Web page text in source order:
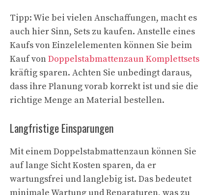
Tipp: Wie bei vielen Anschaffungen, macht es
auch hier Sinn, Sets zu kaufen. Anstelle eines
Kaufs von Einzelelementen können Sie beim
Kauf vonDoppelstabmattenzaun Komplettsets
kräftig sparen. Achten Sie unbedingt daraus,
dass ihre Planung vorab korrekt ist und sie die
richtige Menge an Material bestellen.
Langfristige Einsparungen
Mit einem Doppelstabmattenzaun können Sie
auf lange Sicht Kosten sparen, da er
wartungsfrei und langlebig ist. Das bedeutet